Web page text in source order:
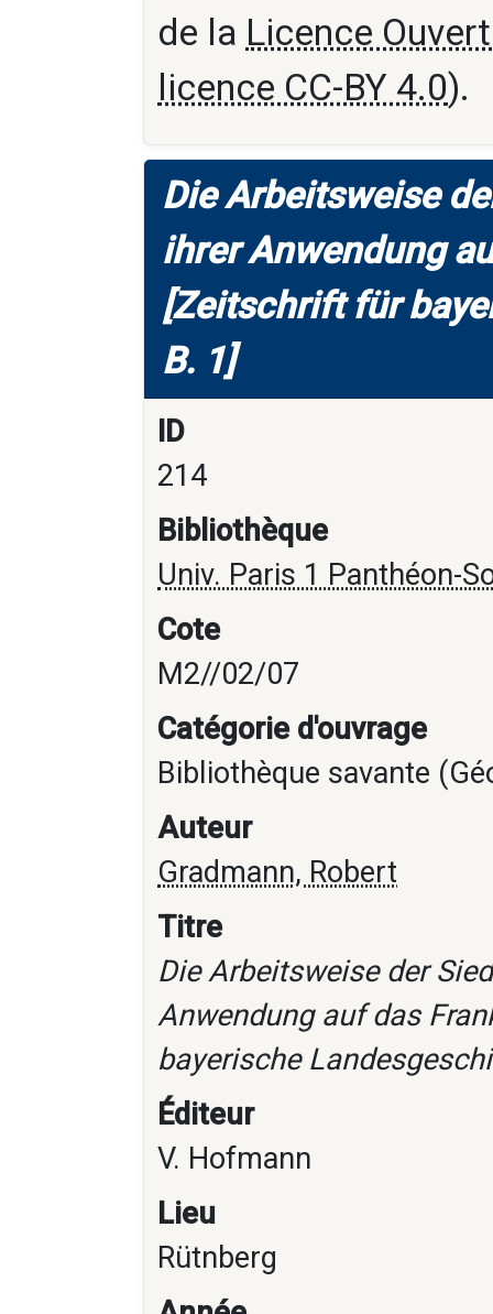
de la Licence
licence CC-BY 4.0).
Die Arbeitsweise
ihrer Anwendung
[Zeitschrift für
B. 1]
ID
214
Bibliothèque
Univ. Paris 1 Panthéon-
Cote
M2//02/07
Catégorie d'ouvrage
Bibliothèque savante
Auteur
Gradmann, Robert
Titre
Die Arbeitsweise der
Anwendung auf das
bayerische
Éditeur
V. Hofmann
Lieu
Rütnberg